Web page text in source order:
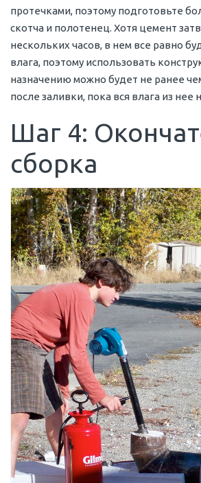
протечками, поэтому подготовьте
скотча и полотенец. Хотя цемент
нескольких часов, в нем все равно
влага, поэтому использовать
назначению можно будет не ранее
после заливки, пока вся влага из нее
Шаг 4:
сборка